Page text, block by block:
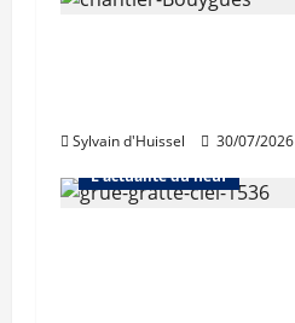
Sylvain d'Huissel 30/07/2026
Abonnés
L'actualité du neuf